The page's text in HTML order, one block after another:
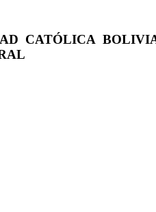
CATÓLICA